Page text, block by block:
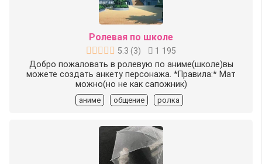
Ролевая по школе
5.3 (3)
1 195
Добро пожаловать в ролевую по аниме(школе)вы
можете создать анкету персонажа. *Правила:* Мат
можно(но не как сапожник)
аниме общение ролка